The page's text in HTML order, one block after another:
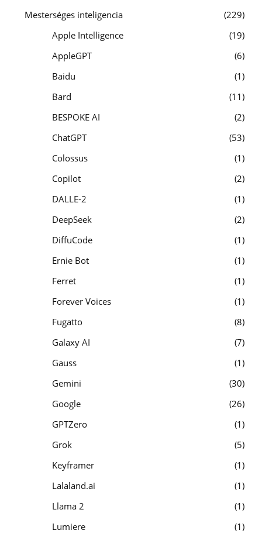
Mesterséges inteligencia
229
Apple Intelligence
19
AppleGPT
6
Baidu
1
Bard
11
BESPOKE AI
2
ChatGPT
53
Colossus
1
Copilot
2
DALLE-2
1
DeepSeek
2
DiffuCode
1
Ernie Bot
1
Ferret
1
Forever Voices
1
Fugatto
8
Galaxy AI
7
Gauss
1
Gemini
30
Google
26
GPTZero
1
Grok
5
Keyframer
1
Lalaland.ai
1
Llama 2
1
Lumiere
1